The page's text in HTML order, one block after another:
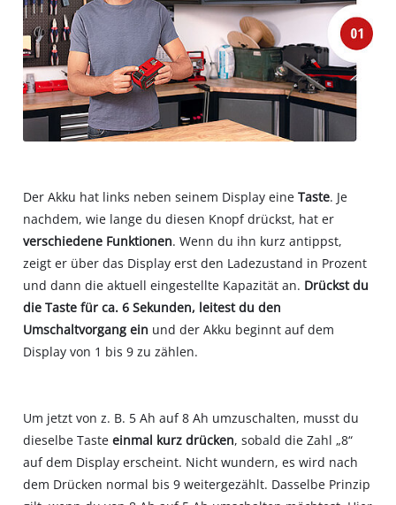
Der Akku hat links neben seinem Display eineTaste. Je
nachdem, wie lange du diesen Knopf drückst, hat er
verschiedene Funktionen. Wenn du ihn kurz antippst,
zeigt er über das Display erst den Ladezustand in Prozent
und dann die aktuell eingestellte Kapazität an. Drückst du
die Taste für ca. 6 Sekunden, leitest du den
Umschaltvorgang ein und der Akku beginnt auf dem
Display von 1 bis 9 zu zählen.
Um jetzt von z. B. 5 Ah auf 8 Ah umzuschalten, musst du
dieselbe Tasteeinmal kurz drücken, sobald die Zahl „8“
auf dem Display erscheint. Nicht wundern, es wird nach
dem Drücken normal bis 9 weitergezählt. Dasselbe Prinzip